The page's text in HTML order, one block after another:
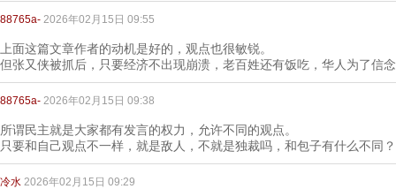
88765a- 2026年02月15日 09:55
上面这篇文章作者的动机是好的，观点也很敏锐。
但张又侠被抓后，只要经济不出现崩溃，老百姓还有饭吃，华人为了信
88765a- 2026年02月15日 09:38
所谓民主就是大家都有发言的权力，允许不同的观点。
只要和自己观点不一样，就是敌人，不就是独裁吗，和包子有什么不同？
冷水 2026年02月15日 09:29